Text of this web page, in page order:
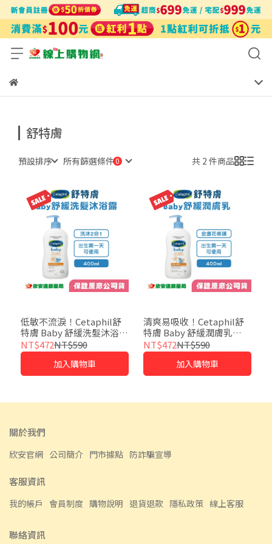
舒特膚
預設排序 所有篩選條件 共 2 件商品
低敏不流淚！Cetaphil舒
特膚 Baby 舒緩洗髮沐浴露
(400ml)
NT$472NT$590
加入購物車
清爽易吸收！Cetaphil舒
特膚 Baby 舒緩潤膚乳
(400ml)
NT$472NT$590
加入購物車
關於我們
欣安官網 公司簡介 門市據點 防詐騙宣導
客服資訊
我的帳戶 會員制度 購物說明 退貨退款 隱私政策 線上客服
聯絡資訊